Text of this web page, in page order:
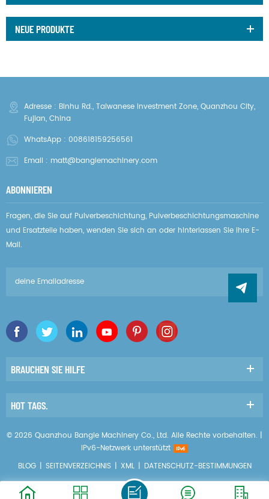
NEUE PRODUKTE
Adresse : Binhu Rd., Taiwanese Investment Zone, Quanzhou City,
Fujian, China
WhatsApp : 008618159256561
Email : matt@banglemachinery.com
ABONNIEREN
Fragen, die Sie auf Pulverbeschichtung, Pulverbeschichtungsmaschine
und Ersatzteile haben, wenden Sie sich an oder hinterlassen Sie Ihre E-
Mail.
BRAUCHEN SIE HILFE
HOT TAGS.
© 2026 Quanzhou Bangle Machinery Co., Ltd. Alle Rechte vorbehalten. |
IPv6-Netzwerk unterstützt
BLOG | SEITENVERZEICHNIS | XML | DATENSCHUTZ-BESTIMMUNGEN